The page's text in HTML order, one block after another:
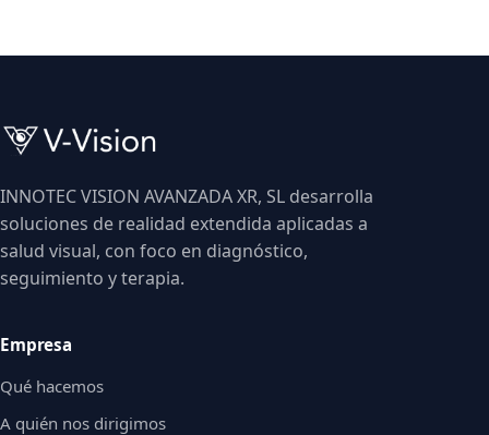
INNOTEC VISION AVANZADA XR, SL desarrolla
soluciones de realidad extendida aplicadas a
salud visual, con foco en diagnóstico,
seguimiento y terapia.
Empresa
Qué hacemos
A quién nos dirigimos